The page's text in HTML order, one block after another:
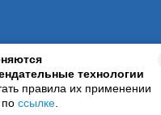
технологии
правила их применении
ссылке